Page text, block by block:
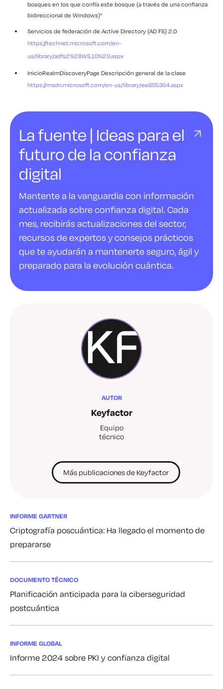
bosques en los que confía este bosque (a través de una confianza
bidireccional de Windows)"
Servicios de federación de Active Directory (AD FS) 2.0
https://technet.microsoft.com/en-
us/library/adfs2%28WS.10%29.aspx
InicioRealmDiscoveryPage Descripción general de la clase
https://msdn.microsoft.com/en-us/library/ee895364.aspx
La fuente | Ideas para el
futuro de la confianza
digital
Mantente a la vanguardia con información
actualizada sobre confianza digital. Cada
mes, recibirás actualizaciones del sector,
recursos de expertos y consejos prácticos
que te ayudarán a mantenerte seguro, ágil y
preparado para la evolución cuántica.
AUTOR
Keyfactor
Equipo
técnico
Más publicaciones de Keyfactor
INFORME GARTNER
Criptografía poscuántica: Ha llegado el momento de
prepararse
DOCUMENTO TÉCNICO
Planificación anticipada para la ciberseguridad
postcuántica
INFORME GLOBAL
Informe 2024 sobre PKI y confianza digital